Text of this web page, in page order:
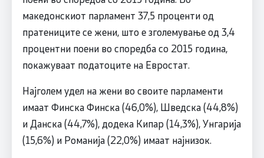
македонскиот парламент 37,5 проценти од
пратениците се жени, што е зголемување од 3,4
процентни поени во споредба со 2015 година,
покажуваат податоците на Евростат.
Најголем удел на жени во своите парламенти
имаат Финска Финска (46,0%), Шведска (44,8%)
и Данска (44,7%), додека Кипар (14,3%), Унгарија
(15,6%) и Романија (22,0%) имаат најнизок.